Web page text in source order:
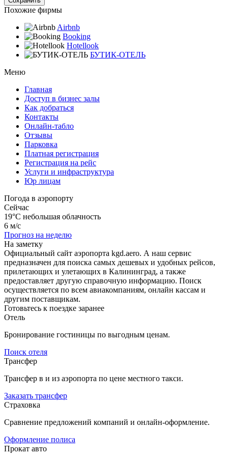
Похожие фирмы
Airbnb
Booking
Hotellook
БУТИК-ОТЕЛЬ
Меню
Главная
Доступ в бизнес залы
Как добраться
Контакты
Онлайн-табло
Отзывы
Парковка
Платная регистрация
Регистрация на рейс
Услуги и инфраструктура
Юр лицам
Погода в аэропорту
Сейчас
19°C небольшая облачность
6 м/с
Прогноз на неделю
На заметку
Официальный сайт аэропорта kgd.aero. А наш сервис
предназначен для поиска самых дешевых и удобных рейсов,
прилетающих и улетающих в Калининград, а также
предоставляет другую справочную информацию. Поиск
осуществляется по всем авиакомпаниям, онлайн кассам и
другим поставщикам.
Готовьтесь к поездке заранее
Отель
Бронирование гостиницы по выгодным ценам.
Поиск отеля
Трансфер
Трансфер в и из аэропорта по цене местного такси.
Заказать трансфер
Страховка
Сравнение предложений компаний и онлайн-оформление.
Оформление полиса
Прокат авто